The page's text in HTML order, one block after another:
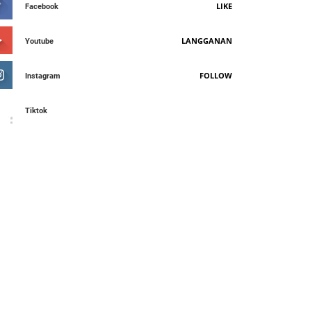
Facebook LIKE
Youtube LANGGANAN
Instagram FOLLOW
Tiktok